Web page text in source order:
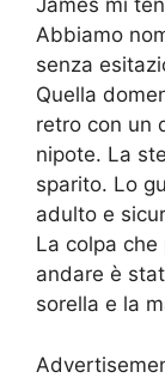
James mi
Abbiamo
senza
Quella
retro con un
nipote. La
sparito. Lo
adulto e
La colpa
andare è
sorella e la